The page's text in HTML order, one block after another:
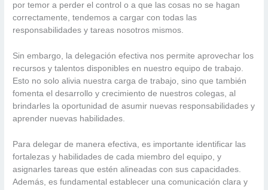
por temor a perder el control o a que las cosas no se hagan
correctamente, tendemos a cargar con todas las
responsabilidades y tareas nosotros mismos.
Sin embargo, la delegación efectiva nos permite aprovechar los
recursos y talentos disponibles en nuestro equipo de trabajo.
Esto no solo alivia nuestra carga de trabajo, sino que también
fomenta el desarrollo y crecimiento de nuestros colegas, al
brindarles la oportunidad de asumir nuevas responsabilidades y
aprender nuevas habilidades.
Para delegar de manera efectiva, es importante identificar las
fortalezas y habilidades de cada miembro del equipo, y
asignarles tareas que estén alineadas con sus capacidades.
Además, es fundamental establecer una comunicación clara y